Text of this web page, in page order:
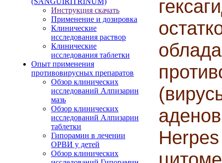
Инструкция скачать
Применение и дозировка
Клинические
исследования раствор
Клинические
исследования таблетки
Опыт применения
противовирусных препаратов
Обзор клинических
исследований Алпизарин
мазь
Обзор клинических
исследований Алпизарин
таблетки
Гипорамин в лечении
ОРВИ у детей
Обзор клинических